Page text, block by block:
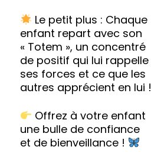
Le petit plus : Chaque
enfant repart avec son
« Totem », un concentré
de positif qui lui rappelle
ses forces et ce que les
autres apprécient en lui !
Offrez à votre enfant
une bulle de confiance
et de bienveillance !